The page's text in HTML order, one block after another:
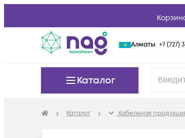
Алматы +7 (727)
Каталог
Каталог Кабельная